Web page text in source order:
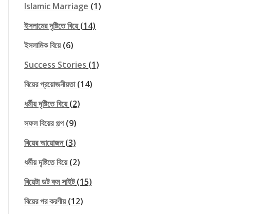
Islamic Marriage (1)
ইসলামের দৃষ্টিতে বিয়ে(14)
ইসলামিক বিয়ে(6)
Success Stories (1)
বিয়ের প্রয়োজনীয়তা(14)
ধর্মীয় দৃষ্টিতে বিয়ে(2)
সফল বিয়ের গল্প(9)
বিয়ের আয়োজন(3)
ধর্মীয় দৃষ্টিতে বিয়ে(2)
বিয়েটা ডট কম সাইট(15)
বিয়ের পর করণীয়(12)